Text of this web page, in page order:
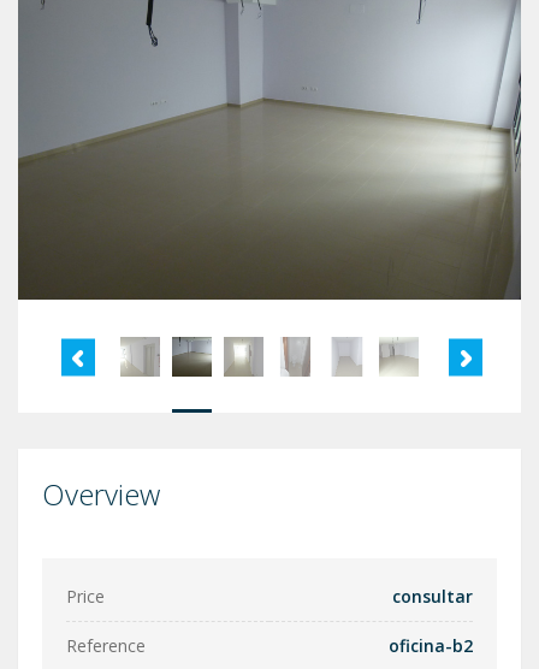
Overview
Price consultar
Reference oficina-b2